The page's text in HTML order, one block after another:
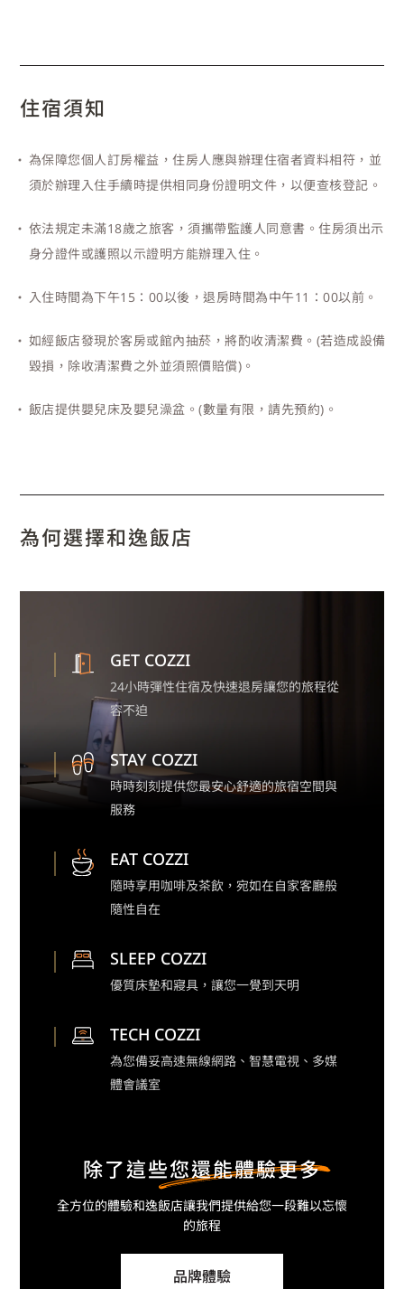
住宿須知
為保障您個人訂房權益，住房人應與辦理住宿者資料相符，並
須於辦理入住手續時提供相同身份證明文件，以便查核登記。
依法規定未滿18歲之旅客，須攜帶監護人同意書。住房須出示
身分證件或護照以示證明方能辦理入住。
入住時間為下午15：00以後，退房時間為中午11：00以前。
如經飯店發現於客房或館內抽菸，將酌收清潔費。(若造成設備
毀損，除收清潔費之外並須照價賠償)。
飯店提供嬰兒床及嬰兒澡盆。(數量有限，請先預約)。
為何選擇和逸飯店
GET COZZI
24小時彈性住宿及快速退房讓您的旅程從
容不迫
STAY COZZI
時時刻刻提供您最安心舒適的旅宿空間與
服務
EAT COZZI
隨時享用咖啡及茶飲，宛如在自家客廳般
隨性自在
SLEEP COZZI
優質床墊和寢具，讓您一覺到天明
TECH COZZI
為您備妥高速無線網路、智慧電視、多媒
體會議室
除了這些您還能體驗更多
全方位的體驗和逸飯店讓我們提供給您一段難以忘懷
的旅程
品牌體驗